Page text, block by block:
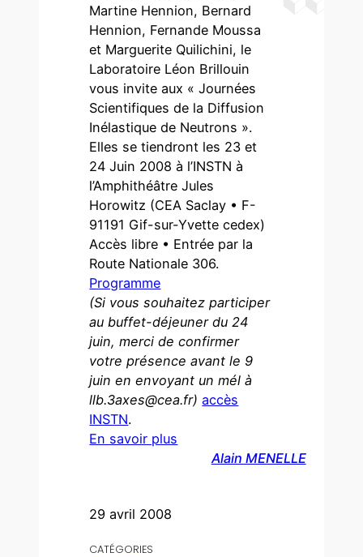
29 avril 2008
CATÉGORIES
Martine Hennion, Bernard
Hennion, Fernande Moussa
et Marguerite Quilichini, le
Laboratoire Léon Brillouin
vous invite aux « Journées
Scientifiques de la Diffusion
Inélastique de Neutrons ».
Elles se tiendront les 23 et
24 Juin 2008 à l’INSTN à
l’Amphithéâtre Jules
Horowitz (CEA Saclay • F-
91191 Gif-sur-Yvette cedex)
Accès libre • Entrée par la
Route Nationale 306.
Programme
(Si vous souhaitez participer
au buffet-déjeuner du 24
juin, merci de confirmer
votre présence avant le 9
juin en envoyant un mél à
llb.3axes@cea.fr) accès
INSTN.
En savoir plus
Alain MENELLE